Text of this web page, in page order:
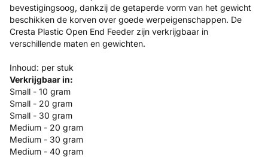
bevestigingsoog, dankzij de getaperde vorm van het gewicht
beschikken de korven over goede werpeigenschappen. De
Cresta Plastic Open End Feeder zijn verkrijgbaar in
verschillende maten en gewichten.
Inhoud: per stuk
Verkrijgbaar in:
Small - 10 gram
Small - 20 gram
Small - 30 gram
Medium - 20 gram
Medium - 30 gram
Medium - 40 gram